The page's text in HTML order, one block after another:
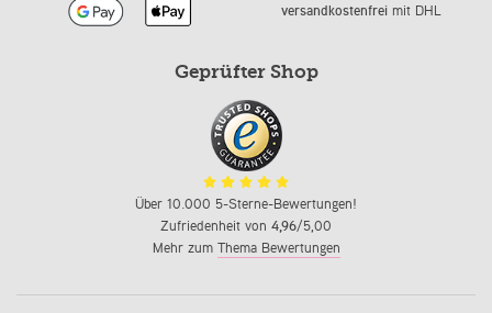
versandkostenfreimit DHL
Geprüfter Shop
Über 10.000 5-Sterne-Bewertungen!
Zufriedenheit von 4,96/5,00
Mehr zum Thema Bewertungen